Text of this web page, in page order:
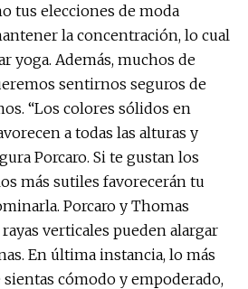
tus elecciones de moda
la concentración, lo cual
yoga. Además, muchos de
sentirnos seguros de
“Los colores sólidos en
a todas las alturas y
Porcaro. Si te gustan los
más sutiles favorecerán tu
Porcaro y Thomas
verticales pueden alargar
En última instancia, lo más
cómodo y empoderado,